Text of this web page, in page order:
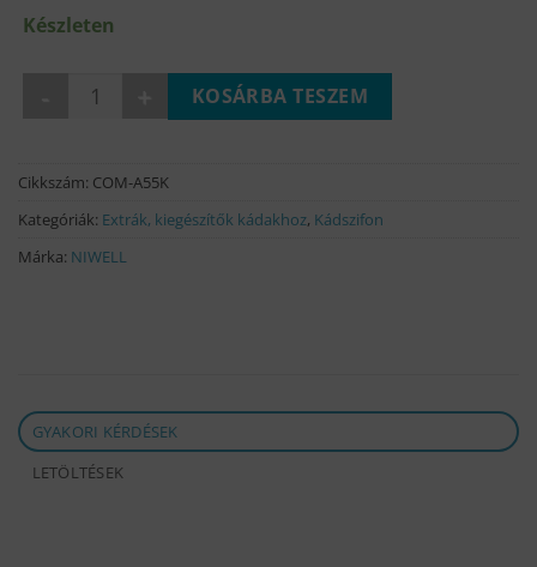
Készleten
NORMAL kád lefolyó és túlfolyó-fém mennyiség
KOSÁRBA TESZEM
Cikkszám: COM-A55K
Kategóriák: Extrák, kiegészítők kádakhoz, Kádszifon
Márka: NIWELL
GYAKORI KÉRDÉSEK
LETÖLTÉSEK